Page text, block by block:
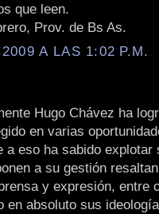
que leen.
Prov. de Bs As.
A LAS 1:02 P.M.
Hugo Chávez ha
en varias
a eso ha sabido explotar
a su gestión
y expresión, entre
en absoluto sus